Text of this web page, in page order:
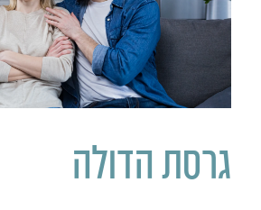
גרסת הדולה